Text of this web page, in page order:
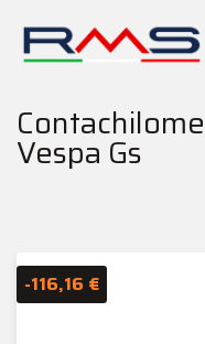
Vespa Gs
-116,16 €